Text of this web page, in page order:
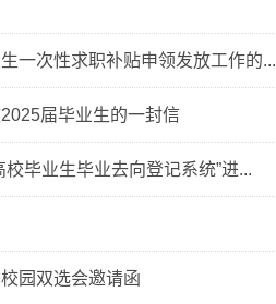
一次性求职补贴申领发放工作的...
届毕业生的一封信
毕业生毕业去向登记系统”进...
园双选会邀请函